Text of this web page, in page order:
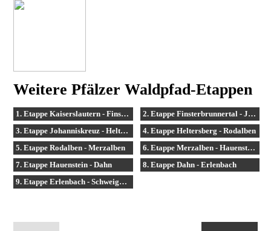
Weitere Pfälzer Waldpfad-Etappen
1. Etappe Kaiserslautern - Finsterbrunnertal
2. Etappe Finsterbrunnertal - Johanniskreuz
3. Etappe Johanniskreuz - Heltersberg
4. Etappe Heltersberg - Rodalben
5. Etappe Rodalben - Merzalben
6. Etappe Merzalben - Hauenstein
7. Etappe Hauenstein - Dahn
8. Etappe Dahn - Erlenbach
9. Etappe Erlenbach - Schweigen-Rechtenbach